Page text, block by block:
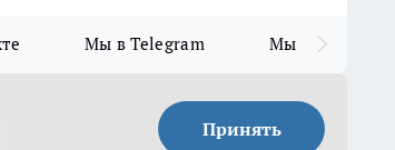
Мы в Telegram Мы в MAX
Принять